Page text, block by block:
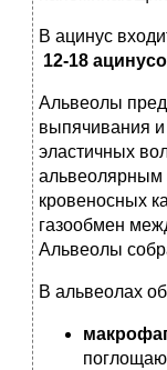
В ацинус
12-18
Альвеолы
выпячивания и
эластичных
альвеолярным
кровеносных
газообмен
Альвеолы
В альвеолах